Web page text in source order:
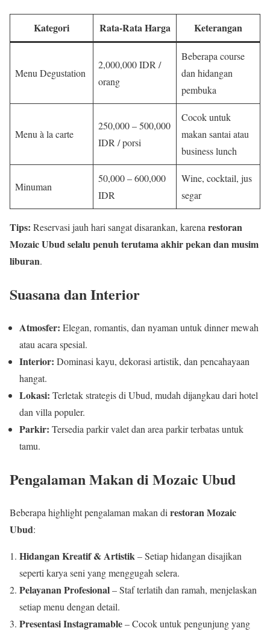
Kategori Rata-Rata Harga Keterangan
Menu Degustation
2,000,000 IDR /
orang
Beberapa course
dan hidangan
pembuka
Menu à la carte
250,000 – 500,000
IDR / porsi
Cocok untuk
makan santai atau
business lunch
Minuman
50,000 – 600,000
IDR
Wine, cocktail, jus
segar
Tips: Reservasi jauh hari sangat disarankan, karena restoran
Mozaic Ubud selalu penuh terutama akhir pekan dan musim
liburan.
Suasana dan Interior
Atmosfer: Elegan, romantis, dan nyaman untuk dinner mewah
atau acara spesial.
Interior: Dominasi kayu, dekorasi artistik, dan pencahayaan
hangat.
Lokasi: Terletak strategis di Ubud, mudah dijangkau dari hotel
dan villa populer.
Parkir: Tersedia parkir valet dan area parkir terbatas untuk
tamu.
Pengalaman Makan di Mozaic Ubud
Beberapa highlight pengalaman makan di restoran Mozaic
Ubud:
Hidangan Kreatif & Artistik– Setiap hidangan disajikan
seperti karya seni yang menggugah selera.
Pelayanan Profesional– Staf terlatih dan ramah, menjelaskan
setiap menu dengan detail.
Presentasi Instagramable– Cocok untuk pengunjung yang